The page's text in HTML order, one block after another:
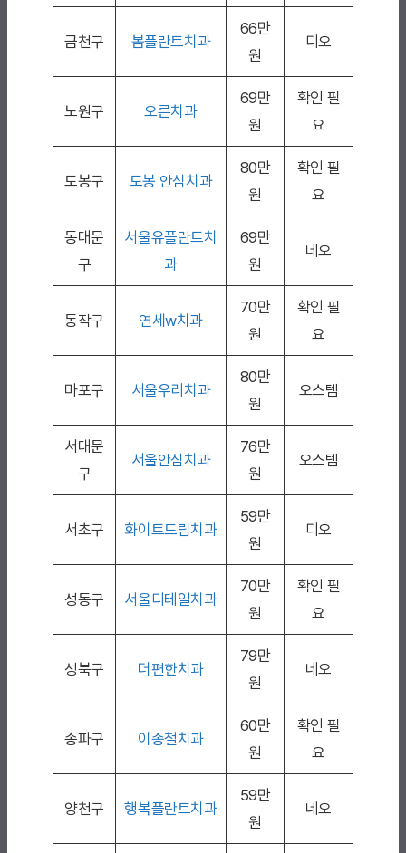
금천구 봄플란트치과
66만
원
디오
노원구 오른치과
69만
원
확인 필
요
도봉구 도봉 안심치과
80만
원
확인 필
요
동대문
구
서울유플란트치
과
69만
원
네오
동작구 연세w치과
70만
원
확인 필
요
마포구 서울우리치과
80만
원
오스템
서대문
구
서울안심치과
76만
원
오스템
서초구 화이트드림치과
59만
원
디오
성동구 서울디테일치과
70만
원
확인 필
요
성북구 더편한치과
79만
원
네오
송파구 이종철치과
60만
원
확인 필
요
양천구 행복플란트치과
59만
원
네오